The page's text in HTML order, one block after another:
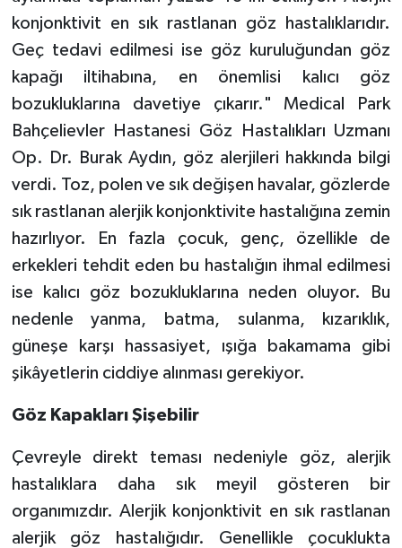
konjonktivit en sık rastlanan göz hastalıklarıdır.
Geç tedavi edilmesi ise göz kuruluğundan göz
kapağı iltihabına, en önemlisi kalıcı göz
bozukluklarına davetiye çıkarır." Medical Park
Bahçelievler Hastanesi Göz Hastalıkları Uzmanı
Op. Dr. Burak Aydın, göz alerjileri hakkında bilgi
verdi. Toz, polen ve sık değişen havalar, gözlerde
sık rastlanan alerjik konjonktivite hastalığına zemin
hazırlıyor. En fazla çocuk, genç, özellikle de
erkekleri tehdit eden bu hastalığın ihmal edilmesi
ise kalıcı göz bozukluklarına neden oluyor. Bu
nedenle yanma, batma, sulanma, kızarıklık,
güneşe karşı hassasiyet, ışığa bakamama gibi
şikâyetlerin ciddiye alınması gerekiyor.
Göz Kapakları Şişebilir
Çevreyle direkt teması nedeniyle göz, alerjik
hastalıklara daha sık meyil gösteren bir
organımızdır. Alerjik konjonktivit en sık rastlanan
alerjik göz hastalığıdır. Genellikle çocuklukta